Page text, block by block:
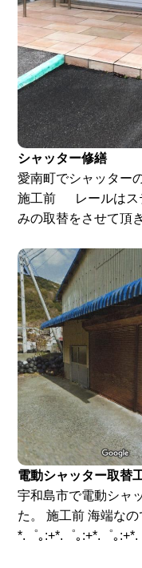
シャッター修繕
愛南町でシャッター
施工前 レールはス
みの取替をさせて頂
電動シャッター取替
宇和島市で電動シャ
た。 施工前 海端な
*.゜｡:+*.゜｡:+*.゜｡:+*.